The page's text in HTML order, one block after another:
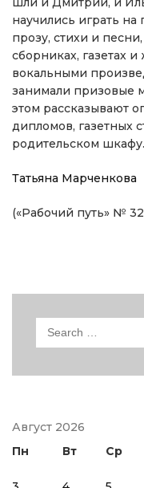
научились играть на
прозу, стихи и
сборниках, газетах
вокальными
занимали призовые
этом рассказывают
дипломов, газетных
родительском шкафу.
Татьяна Марченкова
(«Рабочий путь» № 32
Search
Август 2026
Пн
Вт Ср